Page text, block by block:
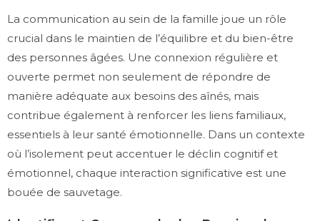
La communication au sein de la famille joue un rôle
crucial dans le maintien de l’équilibre et du bien-être
des personnes âgées. Une connexion régulière et
ouverte permet non seulement de répondre de
manière adéquate aux besoins des aînés, mais
contribue également à renforcer les liens familiaux,
essentiels à leur santé émotionnelle. Dans un contexte
où l’isolement peut accentuer le déclin cognitif et
émotionnel, chaque interaction significative est une
bouée de sauvetage.